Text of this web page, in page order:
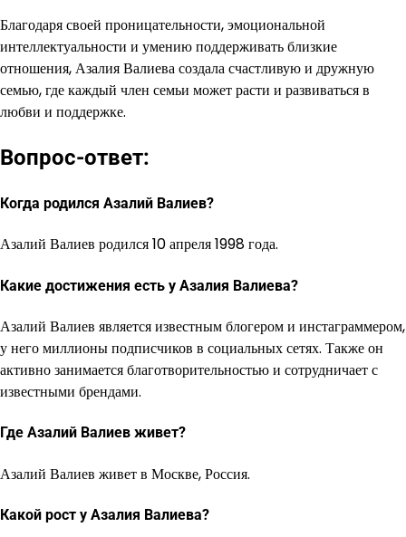
Благодаря своей проницательности, эмоциональной
интеллектуальности и умению поддерживать близкие
отношения, Азалия Валиева создала счастливую и дружную
семью, где каждый член семьи может расти и развиваться в
любви и поддержке.
Вопрос-ответ:
Когда родился Азалий Валиев?
Азалий Валиев родился 10 апреля 1998 года.
Какие достижения есть у Азалия Валиева?
Азалий Валиев является известным блогером и инстаграммером,
у него миллионы подписчиков в социальных сетях. Также он
активно занимается благотворительностью и сотрудничает с
известными брендами.
Где Азалий Валиев живет?
Азалий Валиев живет в Москве, Россия.
Какой рост у Азалия Валиева?